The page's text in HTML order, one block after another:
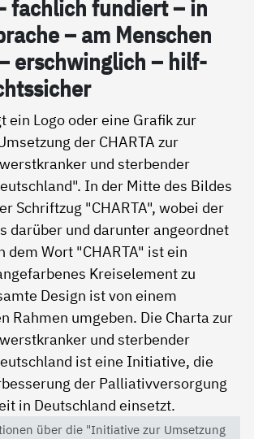
fach­lich fun­diert – in
– am Men­schen
er­schwing­lich – hil­f­
über die "Initiative zur Umsetzung